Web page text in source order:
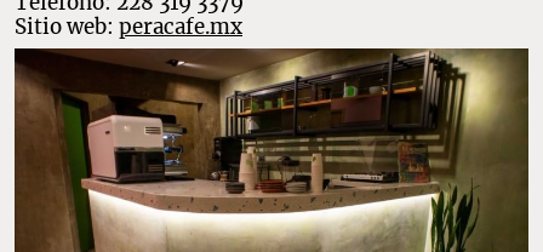
Sitio web: peracafe.mx